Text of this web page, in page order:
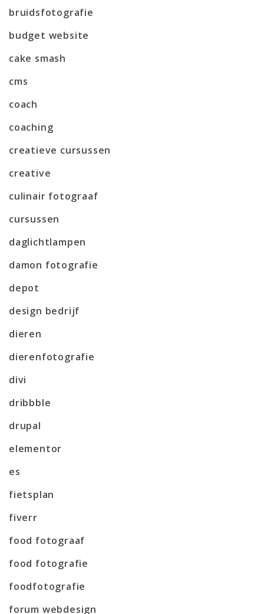
bruidsfotografie
budget website
cake smash
cms
coach
coaching
creatieve cursussen
creative
culinair fotograaf
cursussen
daglichtlampen
damon fotografie
depot
design bedrijf
dieren
dierenfotografie
divi
dribbble
drupal
elementor
es
fietsplan
fiverr
food fotograaf
food fotografie
foodfotografie
forum webdesign